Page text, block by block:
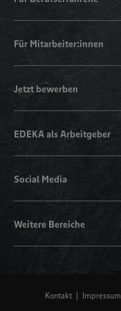
Für Mitarbeiter:innen
Jetzt bewerben
EDEKA als Arbeitgeber
Social Media
Weitere Bereiche
Kontakt Impressum